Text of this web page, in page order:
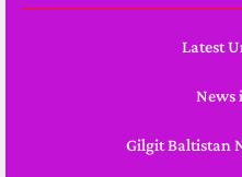
Latest
Gilgit Baltistan